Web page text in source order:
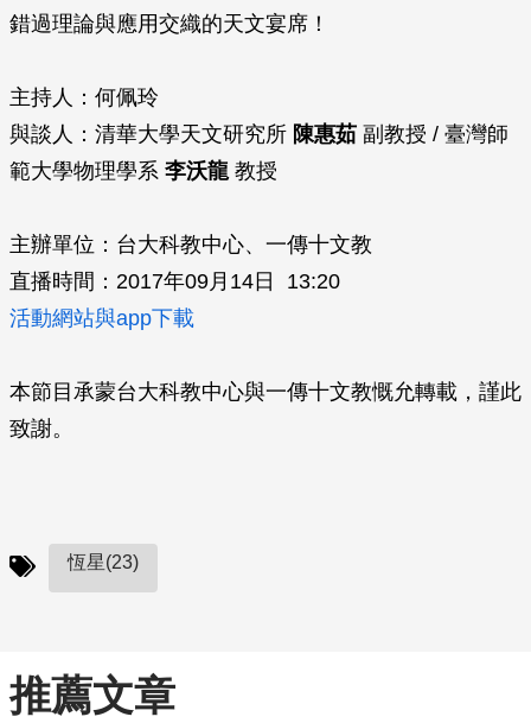
錯過理論與應用交織的天文宴席！
主持人：何佩玲
與談人：清華大學天文研究所 陳惠茹 副教授 / 臺灣師
範大學物理學系 李沃龍教授
主辦單位：台大科教中心、一傳十文教
直播時間：2017年09月14日 13:20
活動網站與app下載
本節目承蒙台大科教中心與一傳十文教慨允轉載，謹此
致謝。
恆星(23)
推薦文章